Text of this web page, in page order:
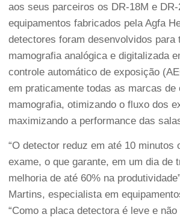
aos seus parceiros os DR-18M e
equipamentos fabricados pela Agfa
detectores foram desenvolvidos para
mamografia analógica e digitalizada
controle automático de exposição
em praticamente todas as marcas de
mamografia, otimizando o fluxo dos
maximizando a performance das
“O detector reduz em até 10 minutos
exame, o que garante, em um dia de
melhoria de até 60% na
Martins, especialista em
“Como a placa detectora é leve e